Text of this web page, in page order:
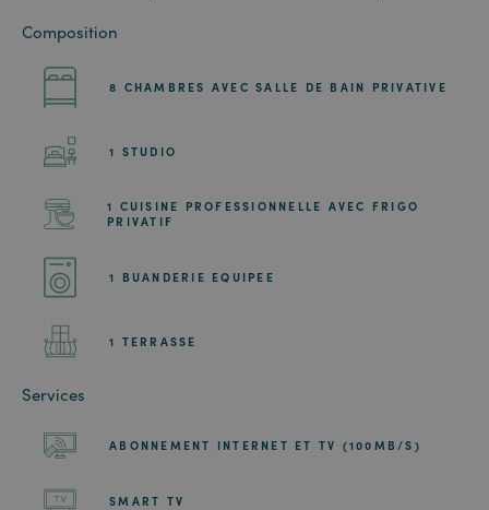
Composition
8 CHAMBRES AVEC SALLE DE BAIN PRIVATIVE
1 STUDIO
1 CUISINE PROFESSIONNELLE AVEC FRIGO
PRIVATIF
1 BUANDERIE EQUIPEE
1 TERRASSE
Services
ABONNEMENT INTERNET ET TV (100MB/S)
SMART TV